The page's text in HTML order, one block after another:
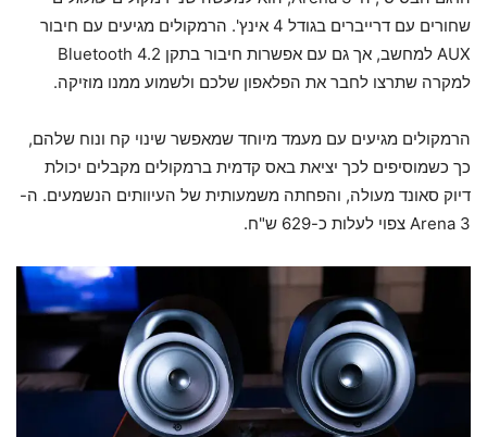
שחורים עם דרייברים בגודל 4 אינץ'. הרמקולים מגיעים עם חיבור
AUX למחשב, אך גם עם אפשרות חיבור בתקן Bluetooth 4.2
למקרה שתרצו לחבר את הפלאפון שלכם ולשמוע ממנו מוזיקה.
הרמקולים מגיעים עם מעמד מיוחד שמאפשר שינוי קח ונוח שלהם,
כך כשמוסיפים לכך יציאת באס קדמית ברמקולים מקבלים יכולת
דיוק סאונד מעולה, והפחתה משמעותית של העיוותים הנשמעים. ה-
Arena 3 צפוי לעלות כ-629 ש"ח.